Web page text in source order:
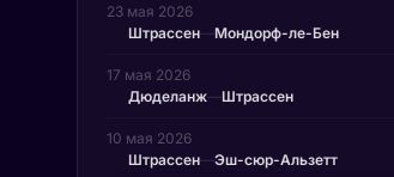
23 мая 2026
Штрассен—Мондорф-ле-Бен
17 мая 2026
Дюделанж—Штрассен
10 мая 2026
Штрассен—Эш-сюр-Альзетт